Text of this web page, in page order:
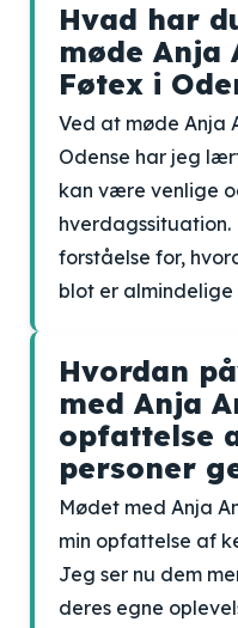
Hvad har
møde Anja
Føtex i
Ved at møde Anja
Odense har jeg
kan være venlige
hverdagssituation.
forståelse for,
blot er almindelige
Hvordan
med Anja
opfattelse
personer
Mødet med Anja
min opfattelse af
Jeg ser nu dem
deres egne